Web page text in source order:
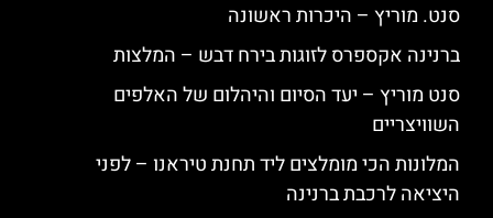
סנט. מוריץ – היכרות ראשונה
ברנינה אקספרס לזוגות בירח דבש – המלצות
סנט מוריץ – יעד הסיום והיהלום של האלפים
השוויצריים
המלונות הכי מומלצים ליד תחנת טיראנו – לפני
היציאה לרכבת ברנינה